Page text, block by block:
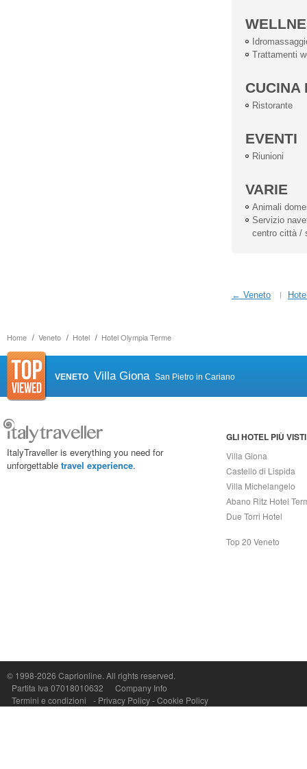
Home Veneto Hotel Hotel Olympia Terme
Trattamenti
CUCINA
Ristorante
EVENTI
Riunioni
VARIE
Animali
Servizio
centro città /
← Veneto
VENETO Villa Giona San Pietro in Cariano
ItalyTraveller is everything you need for
unforgettable travel experience.
GLI HOTEL PIÙ VISTI
Villa Giona
Castello di Lispida
Villa Michelangelo
Abano Ritz Hotel
Due Torri Hotel
Top 20 Veneto
© 1998-2026 Caprionline. All rights reserved.
Partita Iva 07018010632
Company Info
Termini e condizioni
- Privacy Policy-Cookie Policy
P.Iva, C.F. e n.Reg.Imprese Napoli: 07018010632 - Rea n.557643